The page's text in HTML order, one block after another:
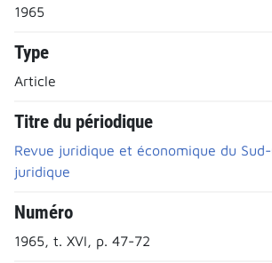
1965
Type
Article
Titre du périodique
Revue juridique et économique du
juridique
Numéro
1965, t. XVI, p. 47-72